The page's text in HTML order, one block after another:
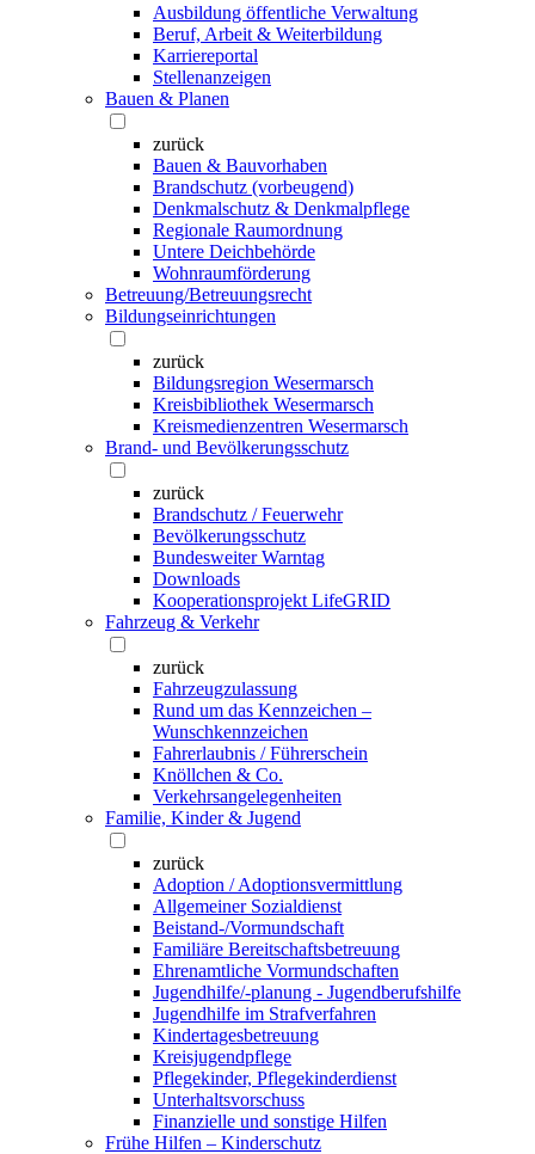
Ausbildung öffentliche Verwaltung
Beruf, Arbeit & Weiterbildung
Karriereportal
Stellenanzeigen
Bauen & Planen
zurück
Bauen & Bauvorhaben
Brandschutz (vorbeugend)
Denkmalschutz & Denkmalpflege
Regionale Raumordnung
Untere Deichbehörde
Wohnraumförderung
Betreuung/Betreuungsrecht
Bildungseinrichtungen
zurück
Bildungsregion Wesermarsch
Kreisbibliothek Wesermarsch
Kreismedienzentren Wesermarsch
Brand- und Bevölkerungsschutz
zurück
Brandschutz / Feuerwehr
Bevölkerungsschutz
Bundesweiter Warntag
Downloads
Kooperationsprojekt LifeGRID
Fahrzeug & Verkehr
zurück
Fahrzeugzulassung
Rund um das Kennzeichen –
Wunschkennzeichen
Fahrerlaubnis / Führerschein
Knöllchen & Co.
Verkehrsangelegenheiten
Familie, Kinder & Jugend
zurück
Adoption / Adoptionsvermittlung
Allgemeiner Sozialdienst
Beistand-/Vormundschaft
Familiäre Bereitschaftsbetreuung
Ehrenamtliche Vormundschaften
Jugendhilfe/-planung - Jugendberufshilfe
Jugendhilfe im Strafverfahren
Kindertagesbetreuung
Kreisjugendpflege
Pflegekinder, Pflegekinderdienst
Unterhaltsvorschuss
Finanzielle und sonstige Hilfen
Frühe Hilfen – Kinderschutz